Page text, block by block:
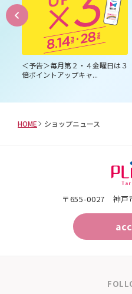
＜予告＞毎月第２・４金曜日は３
倍ポイントアップキャ...
HOME ショップニュース
〒655-0027 神戸